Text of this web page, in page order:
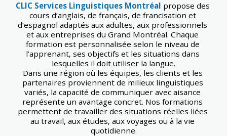
CLIC Services Linguistiques Montréal propose des
cours d’anglais, de français, de francisation et
d’espagnol adaptés aux adultes, aux professionnels
et aux entreprises du Grand Montréal. Chaque
formation est personnalisée selon le niveau de
l’apprenant, ses objectifs et les situations dans
lesquelles il doit utiliser la langue.
Dans une région où les équipes, les clients et les
partenaires proviennent de milieux linguistiques
variés, la capacité de communiquer avec aisance
représente un avantage concret. Nos formations
permettent de travailler des situations réelles liées
au travail, aux études, aux voyages ou à la vie
quotidienne.